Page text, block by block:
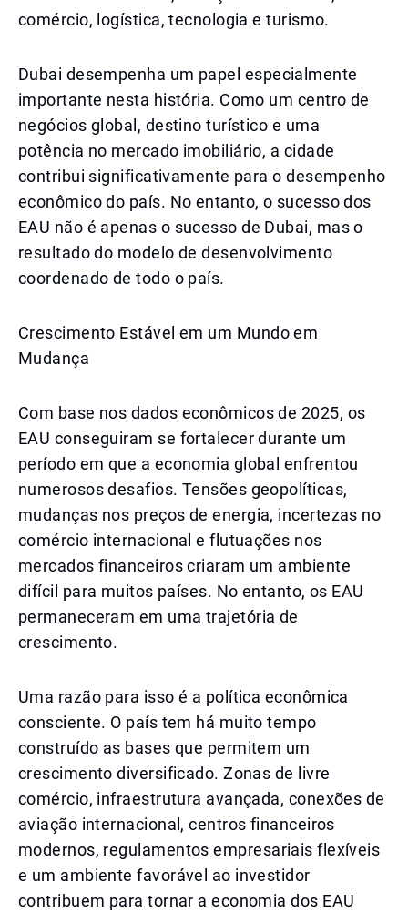
comércio, logística, tecnologia e turismo.
Dubai desempenha um papel especialmente
importante nesta história. Como um centro de
negócios global, destino turístico e uma
potência no mercado imobiliário, a cidade
contribui significativamente para o desempenho
econômico do país. No entanto, o sucesso dos
EAU não é apenas o sucesso de Dubai, mas o
resultado do modelo de desenvolvimento
coordenado de todo o país.
Crescimento Estável em um Mundo em
Mudança
Com base nos dados econômicos de 2025, os
EAU conseguiram se fortalecer durante um
período em que a economia global enfrentou
numerosos desafios. Tensões geopolíticas,
mudanças nos preços de energia, incertezas no
comércio internacional e flutuações nos
mercados financeiros criaram um ambiente
difícil para muitos países. No entanto, os EAU
permaneceram em uma trajetória de
crescimento.
Uma razão para isso é a política econômica
consciente. O país tem há muito tempo
construído as bases que permitem um
crescimento diversificado. Zonas de livre
comércio, infraestrutura avançada, conexões de
aviação internacional, centros financeiros
modernos, regulamentos empresariais flexíveis
e um ambiente favorável ao investidor
contribuem para tornar a economia dos EAU